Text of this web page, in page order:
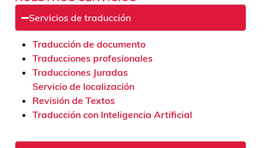
Servicios de traducción
Traducción de documento
Traducciones profesionales
Traducciones Juradas
Servicio de localización
Revisión de Textos
Traducción con Inteligencia Artificial